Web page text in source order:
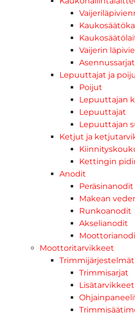
Vaijerin
Lepuuttajat ja
Poijut
Lepuuttajan
Lepuuttajat
Lepuuttajan
Ketjut ja
Kettingin
Anodit
Peräsinanodit
Makean
Runkoanodit
Akselianodit
Moottoritarvikkeet
Trimmijärjestelmät
Trimmisarjat
Lisätarvikkeet